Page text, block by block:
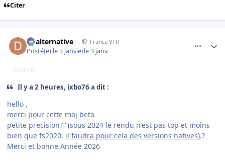
Citer
dbalternative France VFR
Posté(e) le 3 janvierle 3 janv.
AUTEUR
Il y a 2 heures, ixbo76 a dit :
hello ,
merci pour cette maj beta
petite precision? "(sous 2024 le rendu n'est pas top et moins
bien que fs2020, il faudra pour cela des versions natives).?
Merci et bonne Année 2026